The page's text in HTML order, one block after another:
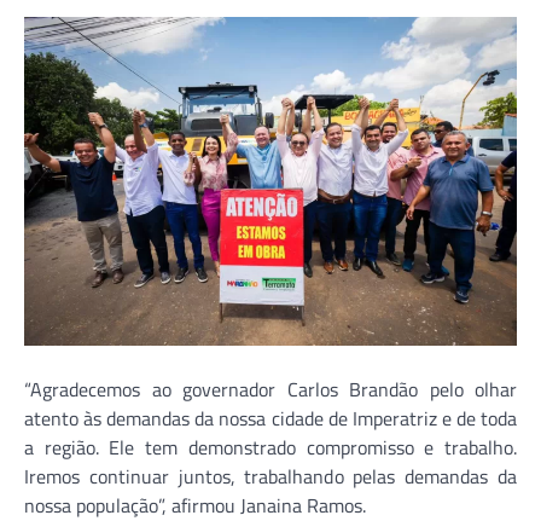
“Agradecemos ao governador Carlos Brandão pelo olhar
atento às demandas da nossa cidade de Imperatriz e de toda
a região. Ele tem demonstrado compromisso e trabalho.
Iremos continuar juntos, trabalhando pelas demandas da
nossa população”, afirmou Janaina Ramos.